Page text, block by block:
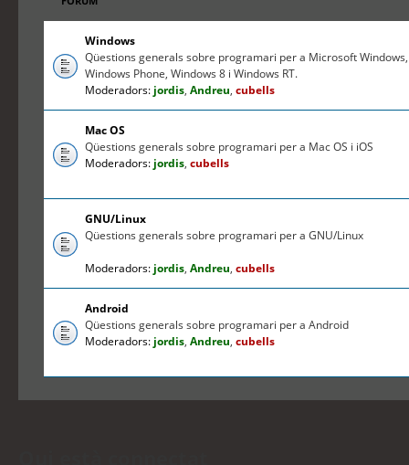
Windows
Qüestions generals sobre programari per a Microsoft Windows,
Windows Phone, Windows 8 i Windows RT.
Moderadors: jordis,Andreu,cubells
Mac OS
Qüestions generals sobre programari per a Mac OS i iOS
Moderadors: jordis,cubells
GNU/Linux
Qüestions generals sobre programari per a GNU/Linux
Moderadors: jordis,Andreu,cubells
Android
Qüestions generals sobre programari per a Android
Moderadors: jordis,Andreu,cubells